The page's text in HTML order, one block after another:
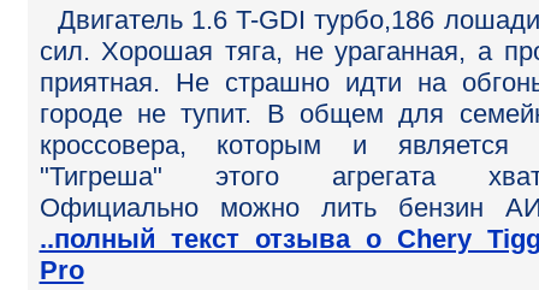
Двигатель 1.6 T-GDI турбо,186
сил. Хорошая тяга, не ураганная, а
приятная. Не страшно идти на
городе не тупит. В общем для
кроссовера, которым и является
"Тигреша" этого агрегата
Официально можно лить бензин
..полный текст отзыва о Chery
Pro